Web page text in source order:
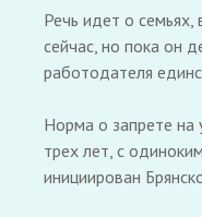
Речь идет о
сейчас, но пока он
работодателя
Норма о запрете на
трех лет, с
инициирован